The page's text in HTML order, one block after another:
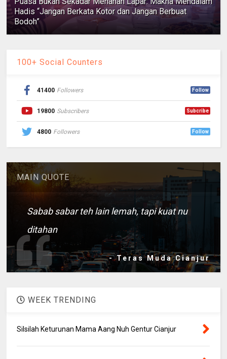
Hadis “Jangan Berkata Kotor dan Jangan Berbuat
Bodoh”
100+ Social Counters
41400 Followers Follow
19800 Subscribers Subcribe
4800 Followers Follow
MAIN QUOTE
Sabab sabar teh lain lemah, tapi kuat nu
ditahan
- Teras Muda Cianjur
WEEK TRENDING
Silsilah Keturunan Mama Aang Nuh Gentur Cianjur